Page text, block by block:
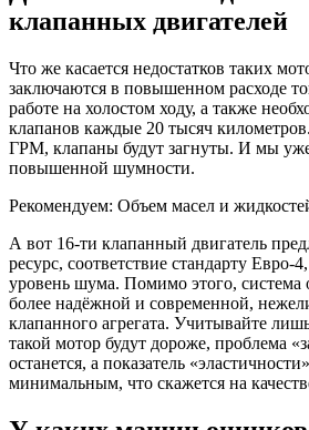
клапанных двигателей
Что же касается недостатков таких
заключаются в повышенном расходе
работе на холостом ходу, а также
клапанов каждые 20 тысяч
ГРМ, клапаны будут загнуты. И мы
повышенной шумности.
Рекомендуем: Объем масел и
А вот 16-ти клапанный двигатель
ресурс, соответствие стандарту Евро-
уровень шума. Помимо этого, система
более надёжной и современной,
клапанного агрегата. Учитывайте
такой мотор будут дороже, проблема
останется, а показатель
минимальным, что скажется на